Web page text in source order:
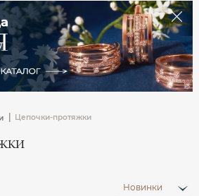
Цепочки-протяжки
Новинки